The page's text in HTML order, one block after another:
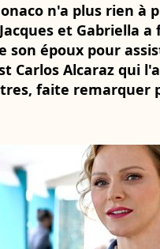
n'a plus rien à
et Gabriella
son époux pour
Carlos Alcaraz qui
faite remarquer